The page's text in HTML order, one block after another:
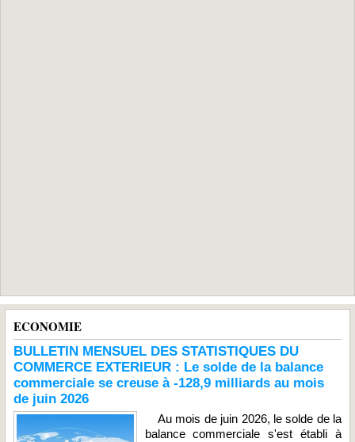
ECONOMIE
BULLETIN MENSUEL DES STATISTIQUES DU
COMMERCE EXTERIEUR : Le solde de la balance
commerciale se creuse à -128,9 milliards au mois
de juin 2026
Au mois de juin 2026, le solde de la
balance commerciale s'est établi à